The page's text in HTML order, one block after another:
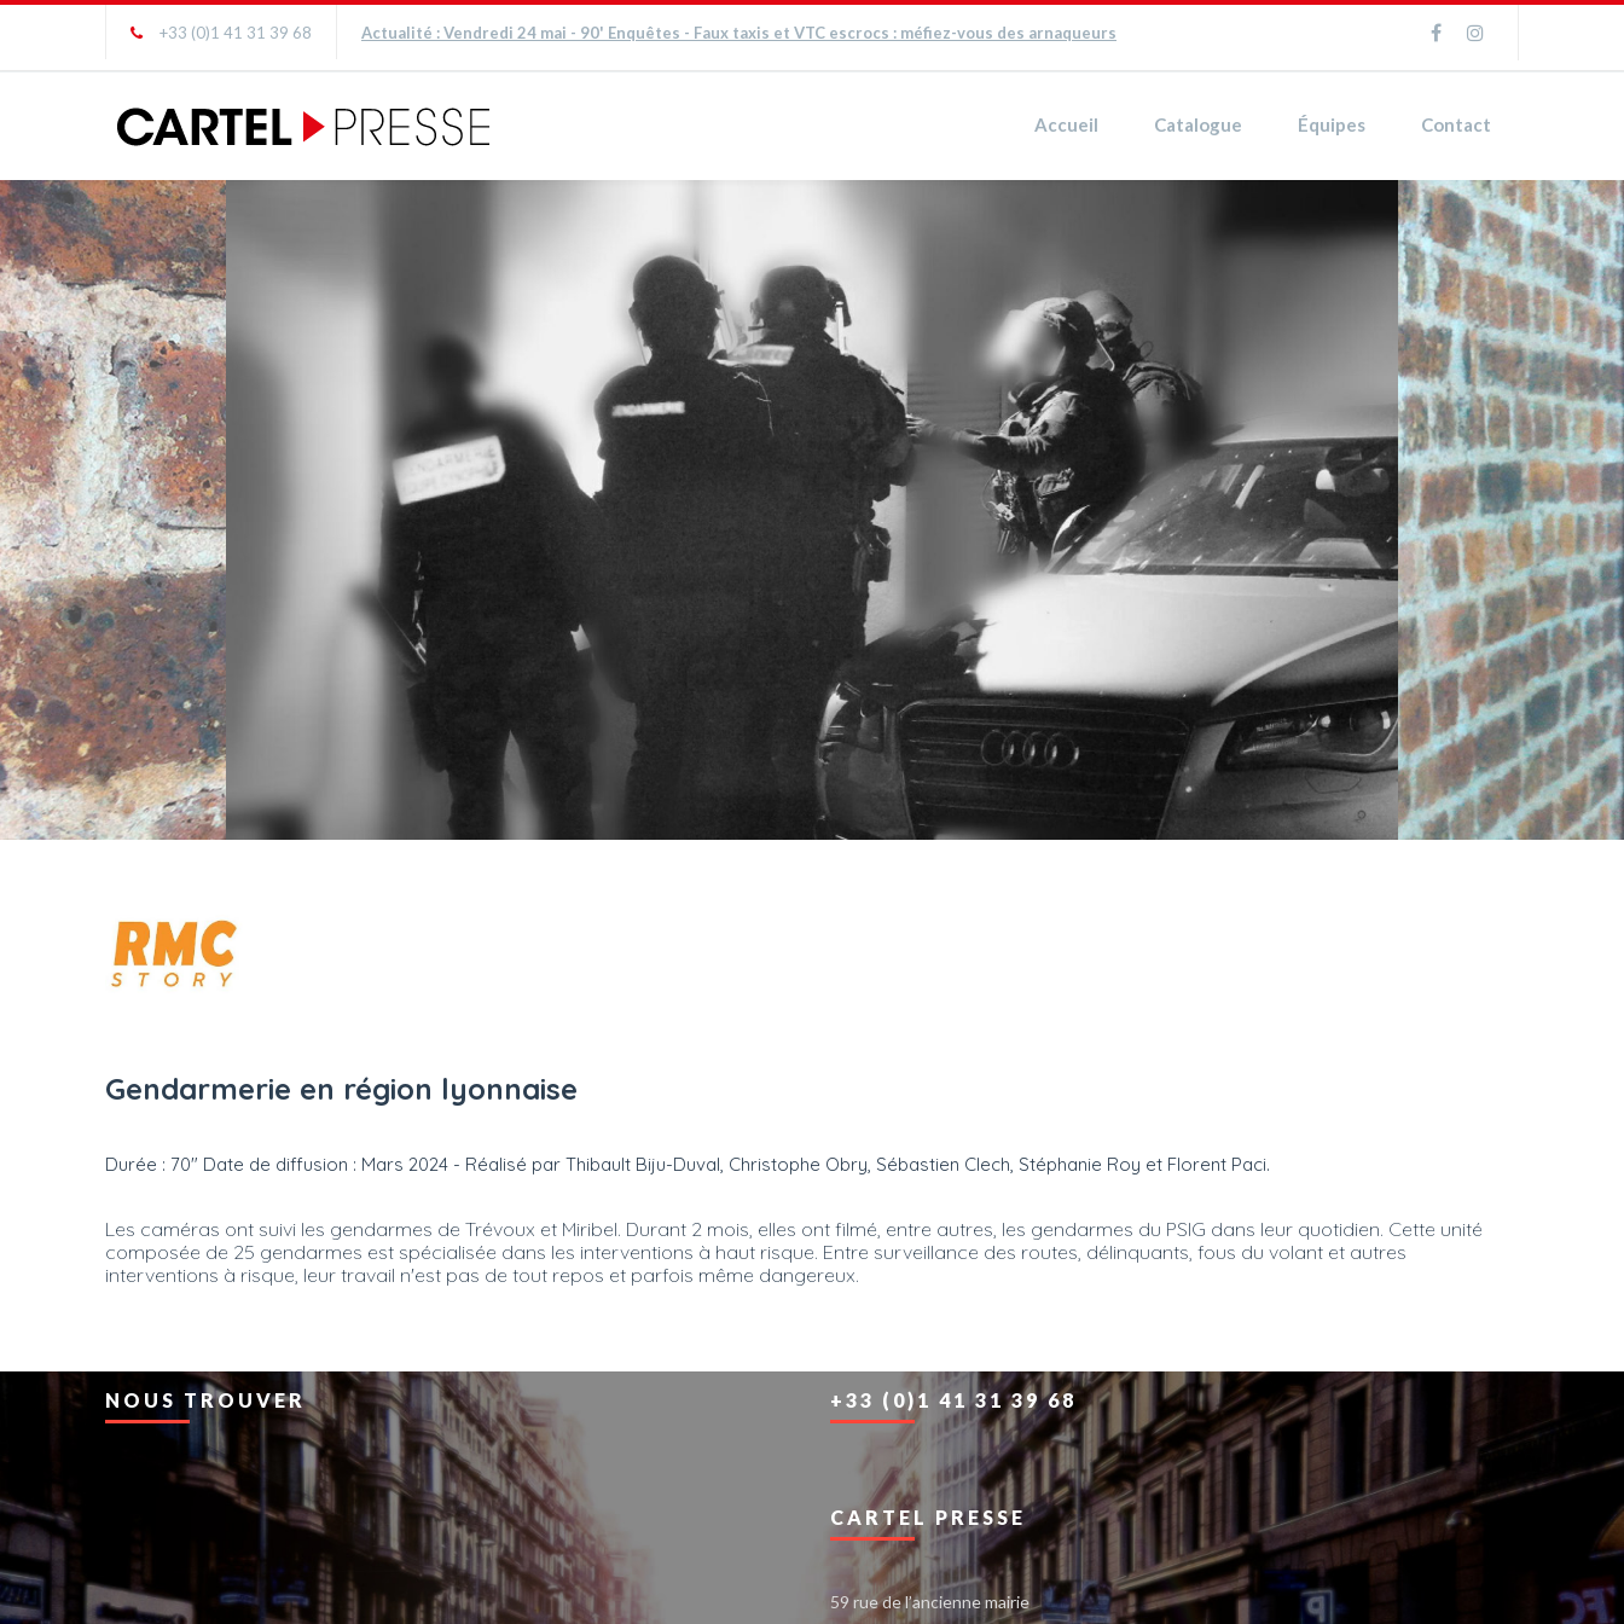
+33 (0)1 41 31 39 68 Actualité : Vendredi 24 mai - 90' Enquêtes - Faux taxis et VTC escrocs : méfiez-vous des arnaqueurs
Accueil Catalogue Équipes Contact
Gendarmerie en région lyonnaise
Durée : 70" Date de diffusion : Mars 2024 - Réalisé par Thibault Biju-Duval, Christophe Obry, Sébastien Clech, Stéphanie Roy et Florent Paci.
Les caméras ont suivi les gendarmes de Trévoux et Miribel. Durant 2 mois, elles ont filmé, entre autres, les gendarmes du PSIG dans leur quotidien. Cette unité
composée de 25 gendarmes est spécialisée dans les interventions à haut risque. Entre surveillance des routes, délinquants, fous du volant et autres
interventions à risque, leur travail n'est pas de tout repos et parfois même dangereux.
NOUS TROUVER +33 (0)1 41 31 39 68
CARTEL PRESSE
59 rue de l’ancienne mairie